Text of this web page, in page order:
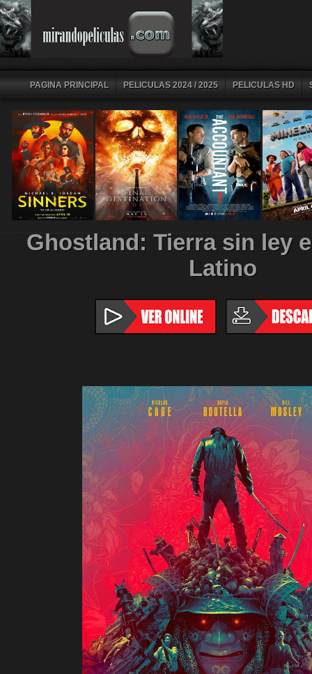
PAGINA PRINCIPAL PELICULAS 2024 / 2025 PELICULAS HD
Ghostland: Tierra sin ley
Latino